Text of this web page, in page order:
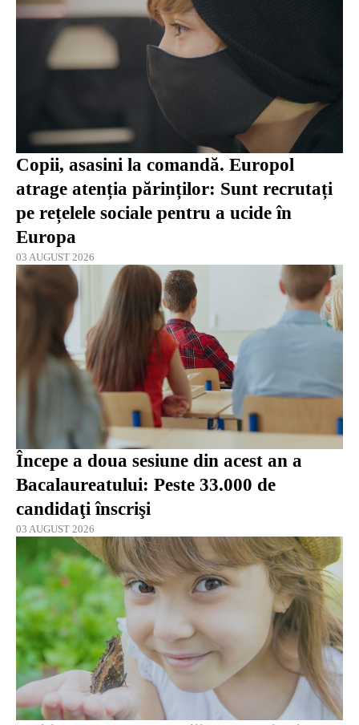
Copii, asasini la comandă. Europol
atrage atenția părinților: Sunt recrutați
pe rețelele sociale pentru a ucide în
Europa
03 AUGUST 2026
Începe a doua sesiune din acest an a
Bacalaureatului: Peste 33.000 de
candidaţi înscrişi
03 AUGUST 2026